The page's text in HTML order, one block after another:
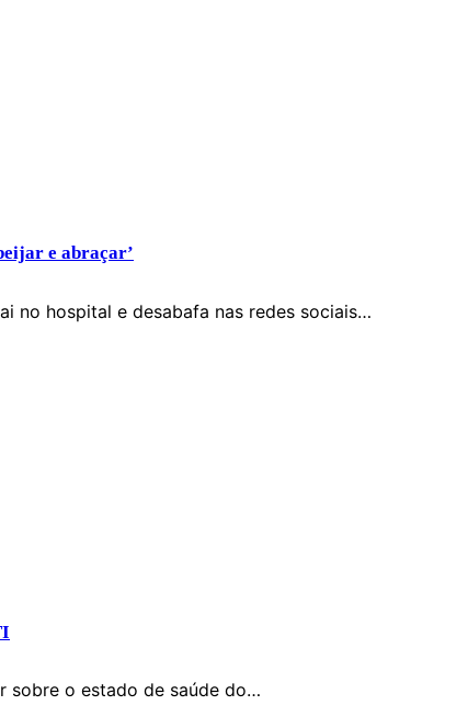
e abraçar’
no hospital e desabafa nas redes sociais…
sobre o estado de saúde do…